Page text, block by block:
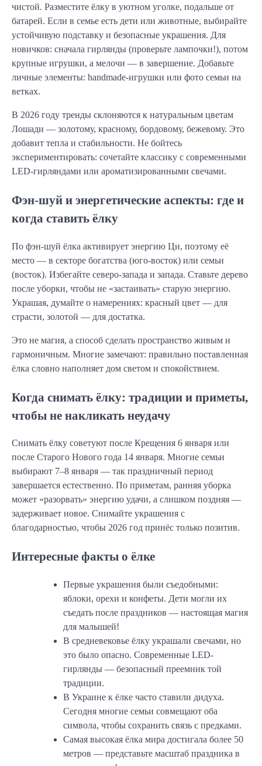
чистой. Разместите ёлку в уютном уголке, подальше от
батарей. Если в семье есть дети или животные, выбирайте
устойчивую подставку и безопасные украшения. Для
новичков: сначала гирлянды (проверьте лампочки!), потом
крупные игрушки, а мелочи — в завершение. Добавьте
личные элементы: handmade-игрушки или фото семьи на
ветках.
В 2026 году тренды склоняются к натуральным цветам
Лошади — золотому, красному, бордовому, бежевому. Это
добавит тепла и стабильности. Не бойтесь
экспериментировать: сочетайте классику с современными
LED-гирляндами или ароматизированными свечами.
Фэн-шуй и энергетические аспекты: где и
когда ставить ёлку
По фэн-шуй ёлка активирует энергию Ци, поэтому её
место — в секторе богатства (юго-восток) или семьи
(восток). Избегайте северо-запада и запада. Ставьте дерево
после уборки, чтобы не «застаивать» старую энергию.
Украшая, думайте о намерениях: красный цвет — для
страсти, золотой — для достатка.
Это не магия, а способ сделать пространство живым и
гармоничным. Многие замечают: правильно поставленная
ёлка словно наполняет дом светом и спокойствием.
Когда снимать ёлку: традиции и приметы,
чтобы не накликать неудачу
Снимать ёлку советуют после Крещения 6 января или
после Старого Нового года 14 января. Многие семьи
выбирают 7–8 января — так праздничный период
завершается естественно. По приметам, ранняя уборка
может «разорвать» энергию удачи, а слишком поздняя —
задерживает новое. Снимайте украшения с
благодарностью, чтобы 2026 год принёс только позитив.
Интересные факты о ёлке
Первые украшения были съедобными:
яблоки, орехи и конфеты. Дети могли их
съедать после праздников — настоящая магия
для малышей!
В средневековье ёлку украшали свечами, но
это было опасно. Современные LED-
гирлянды — безопасный преемник той
традиции.
В Украине к ёлке часто ставили дидуха.
Сегодня многие семьи совмещают оба
символа, чтобы сохранить связь с предками.
Самая высокая ёлка мира достигала более 50
метров — представьте масштаб праздника в